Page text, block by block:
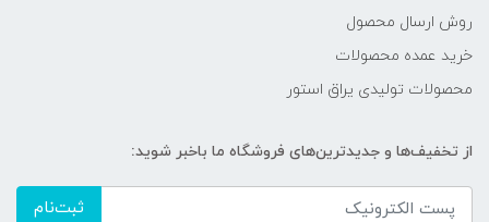
روش ارسال محصول
خرید عمده محصولات
محصولات تولیدی یراق استور
از تخفیف‌ها و جدیدترین‌های فروشگاه ما باخبر شوید:
ثبت‌نام